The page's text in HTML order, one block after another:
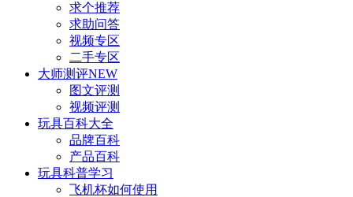
求个推荐
求助问答
视频专区
二手专区
大师测评NEW
图文评测
视频评测
玩具百科大全
品牌百科
产品百科
玩具科普学习
飞机杯如何使用